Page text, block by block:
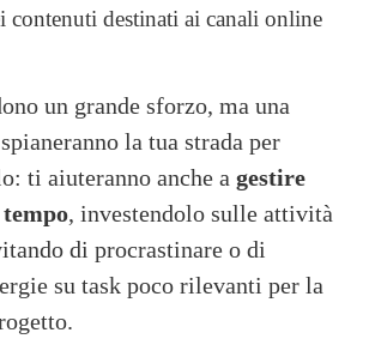
contenuti destinati ai canali online
un grande sforzo, ma una
la tua strada per
ti aiuteranno anche a gestire
, investendolo sulle attività
di procrastinare o di
su task poco rilevanti per la